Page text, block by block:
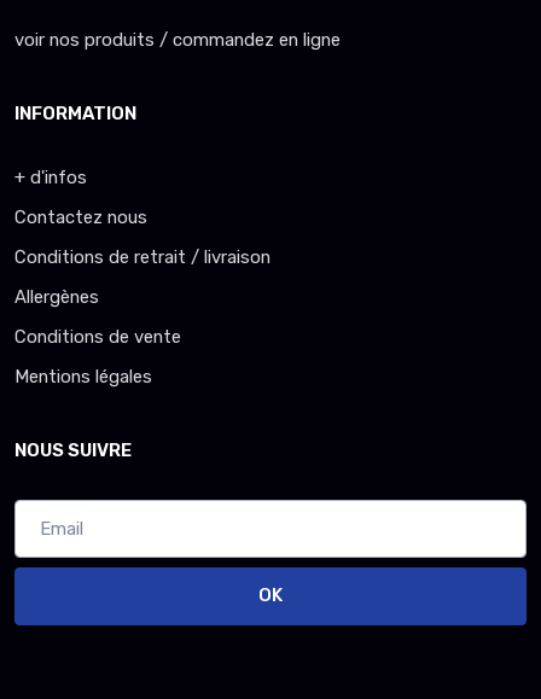
voir nos produits / commandez en ligne
INFORMATION
+ d'infos
Contactez nous
Conditions de retrait / livraison
Allergènes
Conditions de vente
Mentions légales
NOUS SUIVRE
OK